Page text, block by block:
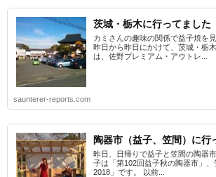
茨城・栃木に行ってました
カミさんの趣味の関係で益子焼を
昨日から昨日にかけて、茨城・栃
は、佐野プレミアム・アウトレ...
saunterer-reports.com
陶器市（益子、笠間）に行
昨日、日帰りで益子と笠間の陶器
子は「第102回益子秋の陶器市」、
2018」です。 以前...